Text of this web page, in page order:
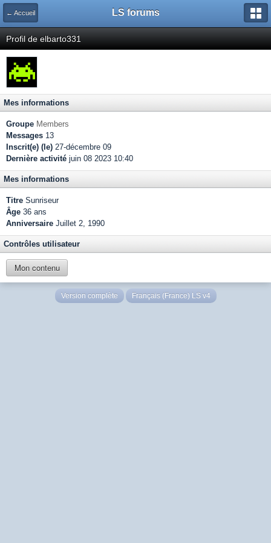
← Accueil LS forums
Profil de elbarto331
Mes informations
Groupe Members
Messages 13
Inscrit(e) (le) 27-décembre 09
Dernière activité juin 08 2023 10:40
Mes informations
Titre Sunriseur
Âge 36 ans
Anniversaire Juillet 2, 1990
Contrôles utilisateur
Mon contenu
Version complète Français (France) LS v4